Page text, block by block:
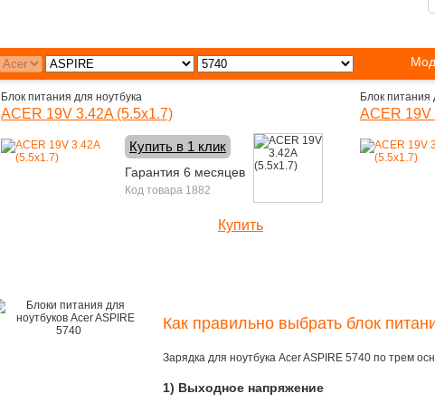
Блок питания для ноутбука
ACER 19V 3.42A (5.5x1.7)
Купить в 1 клик
Гарантия 6 месяцев
Код товара 1882
Купить
Блок питания
ACER 19V
Как правильно выбрать блок
Зарядка для ноутбука Acer ASPIRE 5740 по трем
1) Выходное напряжение